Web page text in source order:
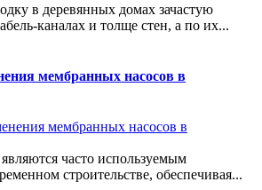
в деревянных домах зачастую
каналах и толще стен, а по их...
мембранных насосов в
часто используемым
строительстве, обеспечивая...